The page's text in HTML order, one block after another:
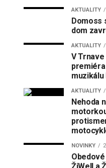
AKTUALITY
Domoss
dom
AKTUALITY
V
muzikálu
AKTUALITY
Nehoda
NOVINKY